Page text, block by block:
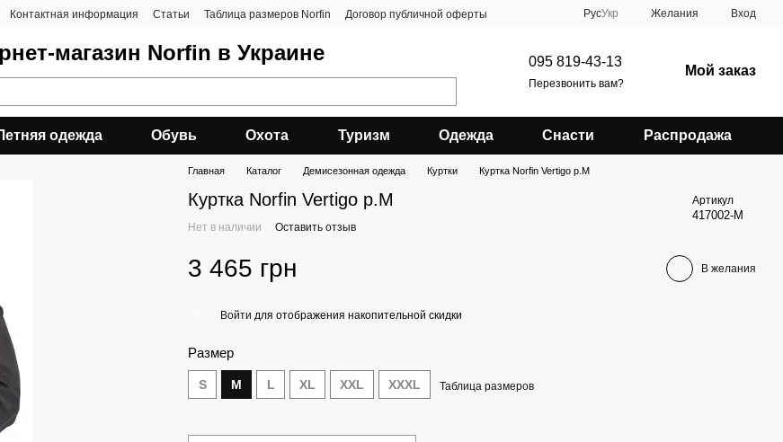
Контактная информация Статьи Таблица размеров Norfin Договор публичной оферты РусУкр Желания Вход
магазин Norfin в Украине 095 819-43-13
Перезвонить вам?
Мой заказ
одежда Обувь Охота Туризм Одежда Снасти Распродажа
Главная Каталог Демисезонная одежда Куртки Куртка Norfin Vertigo р.M
Куртка Norfin Vertigo р.M Артикул
417002-M
Нет в наличии Оставить отзыв
3 465 грн В желания
Войти для отображения накопительной скидки
Размер
S M L XL XXL XXXL Таблица размеров